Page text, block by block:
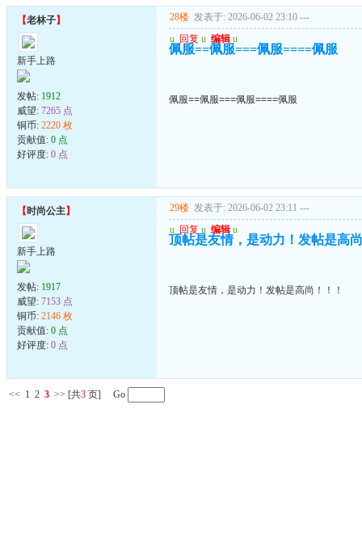
【老林子】
新手上路
发帖: 1912
威望: 7265 点
铜币: 2220 枚
贡献值: 0 点
好评度: 0 点
28楼 发表于: 2026-06-02 23:10 ---
u 回复 u 编辑 u
佩服==佩服===佩服====佩服
佩服==佩服===佩服====佩服
【时尚公主】
新手上路
发帖: 1917
威望: 7153 点
铜币: 2146 枚
贡献值: 0 点
好评度: 0 点
29楼 发表于: 2026-06-02 23:11 ---
u 回复 u 编辑 u
顶帖是友情，是动力！发帖是高
顶帖是友情，是动力！发帖是高尚！！！
<< 1 2 3 >> [共3 页] Go